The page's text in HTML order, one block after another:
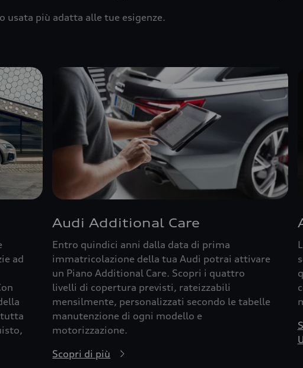
usata più adatta alle tue esigenze.
ad
Audi Additional Care
Entro quindici anni dalla data di prima
immatricolazione della tua Audi potrai attivare
un Piano Additional Care. Scopri i quattro
livelli di copertura previsti, rateizzabili
mensilmente, personalizzati secondo le tabelle
manutenzione di ogni modello e
motorizzazione.
Scopri di più